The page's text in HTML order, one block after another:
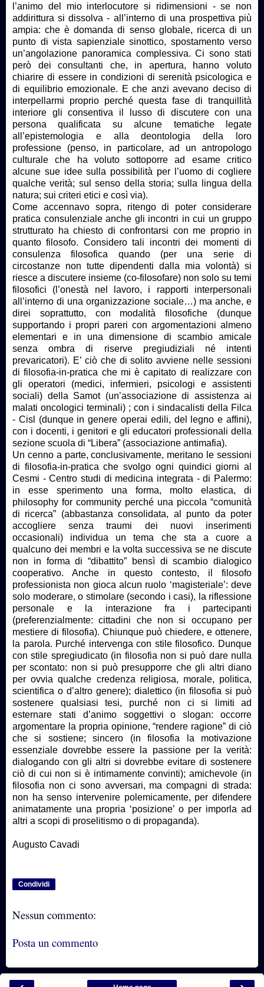
l’animo del mio interlocutore si ridimensioni - se non
addirittura si dissolva - all’interno di una prospettiva più
ampia: che è domanda di senso globale, ricerca di un
punto di vista sapienziale sinottico, spostamento verso
un’angolazione panoramica complessiva. Ci sono stati
però dei consultanti che, in apertura, hanno voluto
chiarire di essere in condizioni di serenità psicologica e
di equilibrio emozionale. E che anzi avevano deciso di
interpellarmi proprio perché questa fase di tranquillità
interiore gli consentiva il lusso di discutere con una
persona qualificata su alcune tematiche legate
all’epistemologia e alla deontologia della loro
professione (penso, in particolare, ad un antropologo
culturale che ha voluto sottoporre ad esame critico
alcune sue idee sulla possibilità per l’uomo di cogliere
qualche verità; sul senso della storia; sulla lingua della
natura; sui criteri etici e così via).
Come accennavo sopra, ritengo di poter considerare
pratica consulenziale anche gli incontri in cui un gruppo
strutturato ha chiesto di confrontarsi con me proprio in
quanto filosofo. Considero tali incontri dei momenti di
consulenza filosofica quando (per una serie di
circostanze non tutte dipendenti dalla mia volontà) si
riesce a discutere insieme (co-filosofare) non solo su temi
filosofici (l’onestà nel lavoro, i rapporti interpersonali
all’interno di una organizzazione sociale…) ma anche, e
direi soprattutto, con modalità filosofiche (dunque
supportando i propri pareri con argomentazioni almeno
elementari e in una dimensione di scambio amicale
senza ombra di riserve pregiudiziali né intenti
prevaricatori). E’ ciò che di solito avviene nelle sessioni
di filosofia-in-pratica che mi è capitato di realizzare con
gli operatori (medici, infermieri, psicologi e assistenti
sociali) della Samot (un’associazione di assistenza ai
malati oncologici terminali) ; con i sindacalisti della Filca
- Cisl (dunque in genere operai edili, del legno e affini),
con i docenti, i genitori e gli educatori professionali della
sezione scuola di “Libera” (associazione antimafia).
Un cenno a parte, conclusivamente, meritano le sessioni
di filosofia-in-pratica che svolgo ogni quindici giorni al
Cesmi - Centro studi di medicina integrata - di Palermo:
in esse sperimento una forma, molto elastica, di
philosophy for community perché una piccola “comunità
di ricerca” (abbastanza consolidata, al punto da poter
accogliere senza traumi dei nuovi inserimenti
occasionali) individua un tema che sta a cuore a
qualcuno dei membri e la volta successiva se ne discute
non in forma di “dibattito” bensì di scambio dialogico
cooperativo. Anche in questo contesto, il filosofo
professionista non gioca alcun ruolo ‘magisteriale’: deve
solo moderare, o stimolare (secondo i casi), la riflessione
personale e la interazione fra i partecipanti
(preferenzialmente: cittadini che non si occupano per
mestiere di filosofia). Chiunque può chiedere, e ottenere,
la parola. Purché intervenga con stile filosofico. Dunque
con stile spregiudicato (in filosofia non si può dare nulla
per scontato: non si può presupporre che gli altri diano
per ovvia qualche credenza religiosa, morale, politica,
scientifica o d’altro genere); dialettico (in filosofia si può
sostenere qualsiasi tesi, purché non ci si limiti ad
esternare stati d’animo soggettivi o slogan: occorre
argomentare la propria opinione, “rendere ragione” di ciò
che si sostiene; sincero (in filosofia la motivazione
essenziale dovrebbe essere la passione per la verità:
dialogando con gli altri si dovrebbe evitare di sostenere
ciò di cui non si è intimamente convinti); amichevole (in
filosofia non ci sono avversari, ma compagni di strada:
non ha senso intervenire polemicamente, per difendere
animatamente una propria ‘posizione’ o per imporla ad
altri a scopi di proselitismo o di propaganda).
Augusto Cavadi
Condividi
Nessun commento:
Posta un commento